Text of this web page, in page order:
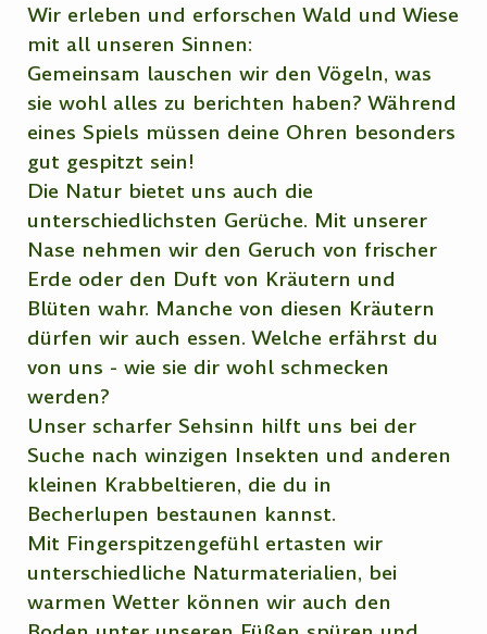
Wir erleben und erforschen Wald und Wiese
mit all unseren Sinnen:
Gemeinsam lauschen wir den Vögeln, was
sie wohl alles zu berichten haben? Während
eines Spiels müssen deine Ohren besonders
gut gespitzt sein!
Die Natur bietet uns auch die
unterschiedlichsten Gerüche. Mit unserer
Nase nehmen wir den Geruch von frischer
Erde oder den Duft von Kräutern und
Blüten wahr. Manche von diesen Kräutern
dürfen wir auch essen. Welche erfährst du
von uns - wie sie dir wohl schmecken
werden?
Unser scharfer Sehsinn hilft uns bei der
Suche nach winzigen Insekten und anderen
kleinen Krabbeltieren, die du in
Becherlupen bestaunen kannst.
Mit Fingerspitzengefühl ertasten wir
unterschiedliche Naturmaterialien, bei
warmen Wetter können wir auch den